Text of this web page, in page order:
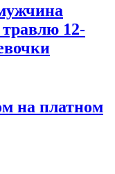
травлю 12-
на платном